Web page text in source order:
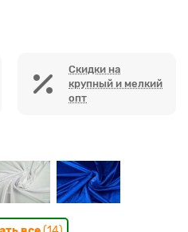
Скидки на
крупный и мелкий
опт